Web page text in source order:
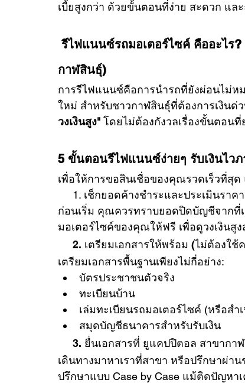
เบี้ยสูงกว่า ด้วยขั้นตอนที่ง่าย สะดวก แล
รีไฟแนนซ์รถมอเตอร์ไซค์ คืออะไร
กาฬสินธุ์)
การรีไฟแนนซ์คือการนำรถที่ยังผ่อนไม่ห
ใหม่ สำหรับชาวกาฬสินธุ์ที่ต้องการเงินด่
วงเงินสูง" โดยไม่ต้องกังวลเรื่องขั้นตอนที่
5 ขั้นตอนรีไฟแนนซ์ง่ายๆ รับเงินไวภ
เพื่อให้การขอสินเชื่อของคุณรวดเร็วที่สุ
1. เช็กยอดค้างชำระและประเมินราค
ก่อนเริ่ม คุณควรทราบยอดปิดบัญชีจากที่
มอเตอร์ไซค์ของคุณให้ฟรี เพื่อดูวงเงินสู
2. เตรียมเอกสารให้พร้อม (ไม่ต้องใ
เตรียมเอกสารพื้นฐานเพียงไม่กี่อย่าง:
บัตรประชาชนตัวจริง
ทะเบียนบ้าน
เล่มทะเบียนรถมอเตอร์ไซค์ (หรือส
สมุดบัญชีธนาคารสำหรับรับเงิน
3. ยื่นเอกสารที่ ยูแคปปิตอล สาขาก
เดินทางมาหาเราที่สาขา หรือปรึกษาผ่า
ปรึกษาแบบ Case by Case แม้ติดปัญหา